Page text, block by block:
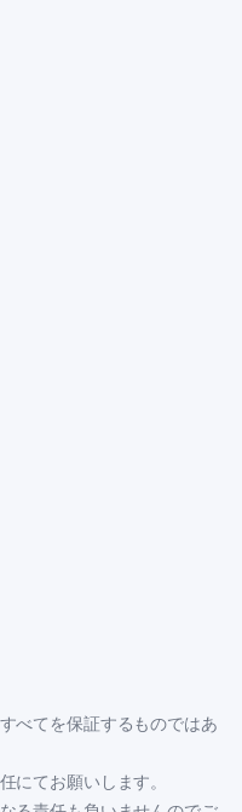
べてを保証するものではあ
にてお願いします。